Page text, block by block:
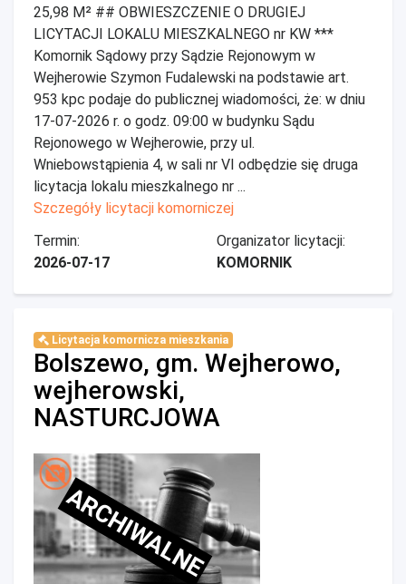
25,98 M² ## OBWIESZCZENIE O DRUGIEJ
LICYTACJI LOKALU MIESZKALNEGO nr KW ***
Komornik Sądowy przy Sądzie Rejonowym w
Wejherowie Szymon Fudalewski na podstawie art.
953 kpc podaje do publicznej wiadomości, że: w dniu
17-07-2026 r. o godz. 09:00 w budynku Sądu
Rejonowego w Wejherowie, przy ul.
Wniebowstąpienia 4, w sali nr VI odbędzie się druga
licytacja lokalu mieszkalnego nr ...
Szczegóły licytacji komorniczej
Termin:
2026-07-17
Organizator licytacji:
KOMORNIK
Licytacja komornicza mieszkania
Bolszewo, gm. Wejherowo,
wejherowski,
NASTURCJOWA
ARCHIWALNE